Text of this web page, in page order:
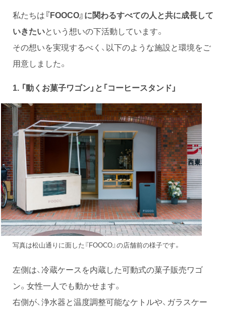
私たちは『FOOCO』に関わるすべての人と共に成長して
いきたいという想いの下活動しています。
その想いを実現するべく、以下のような施設と環境をご
用意しました。
1. 「動くお菓子ワゴン」と「コーヒースタンド」
写真は松山通りに面した『FOOCO』の店舗前の様子です。
左側は、冷蔵ケースを内蔵した可動式の菓子販売ワゴ
ン。女性一人でも動かせます。
右側が、浄水器と温度調整可能なケトルや、ガラスケー